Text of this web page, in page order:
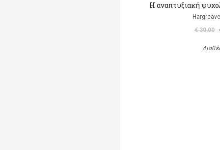
Η αναπτυξιακή
€ 30,00